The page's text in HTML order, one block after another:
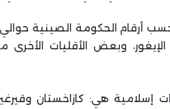
وبعض الأقليات الأخرى مثل
إسلامية هي: كازاخستان